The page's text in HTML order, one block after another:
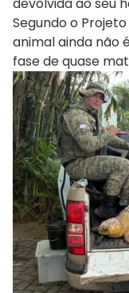
Segundo o
animal ainda não
fase de quase